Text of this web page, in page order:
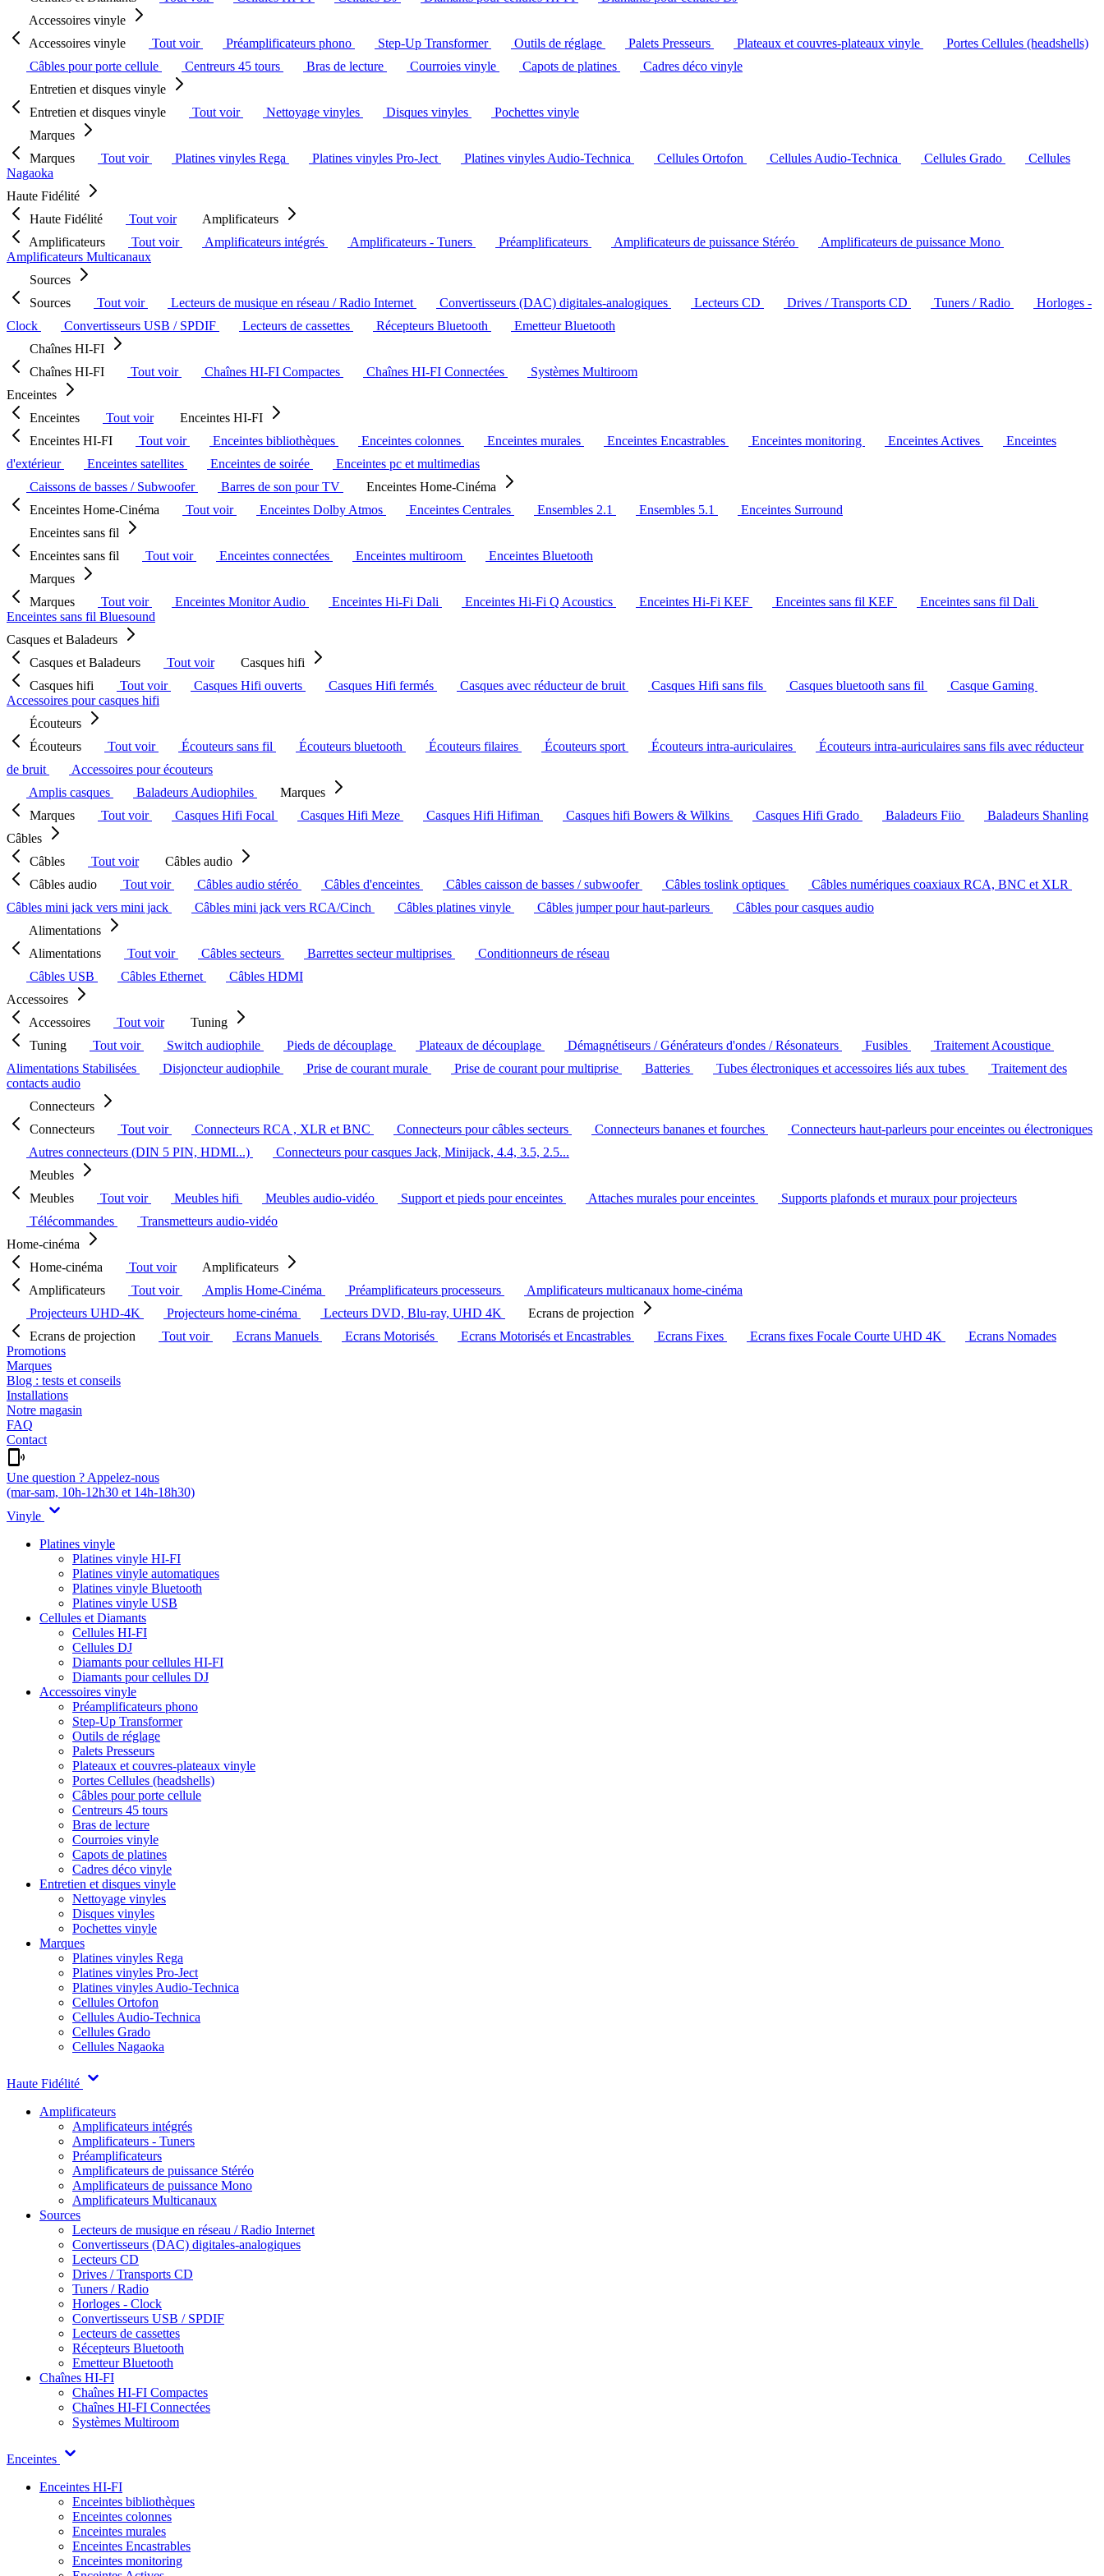
Accessoires vinyle
Accessoires vinyle
Tout voir Préamplificateurs phono Step-Up Transformer Outils de réglage Palets Presseurs Plateaux et couvres-plateaux vinyle
Portes Cellules (headshells)
Câbles pour porte cellule
Centreurs 45 tours Bras de lecture Courroies vinyle Capots de platines
Cadres déco vinyle
Entretien et disques vinyle
Entretien et disques vinyle
Tout voir Nettoyage vinyles Disques vinyles
Pochettes vinyle
Marques
Marques
Tout voir Platines vinyles Rega Platines vinyles Pro-Ject Platines vinyles Audio-Technica Cellules Ortofon Cellules Audio-Technica Cellules Grado
Cellules
Nagaoka
Haute Fidélité
Haute Fidélité
Tout voir
Amplificateurs
Amplificateurs
Tout voir Amplificateurs intégrés Amplificateurs - Tuners Préamplificateurs Amplificateurs de puissance Stéréo
Amplificateurs de puissance Mono
Amplificateurs Multicanaux
Sources
Sources
Tout voir Lecteurs de musique en réseau / Radio Internet Convertisseurs (DAC) digitales-analogiques Lecteurs CD Drives / Transports CD Tuners / Radio
Horloges -
Clock
Convertisseurs USB / SPDIF Lecteurs de cassettes Récepteurs Bluetooth
Emetteur Bluetooth
Chaînes HI-FI
Chaînes HI-FI
Tout voir Chaînes HI-FI Compactes Chaînes HI-FI Connectées
Systèmes Multiroom
Enceintes
Enceintes
Tout voir
Enceintes HI-FI
Enceintes HI-FI
Tout voir Enceintes bibliothèques Enceintes colonnes Enceintes murales Enceintes Encastrables Enceintes monitoring Enceintes Actives
Enceintes
d'extérieur
Enceintes satellites Enceintes de soirée
Enceintes pc et multimedias
Caissons de basses / Subwoofer
Barres de son pour TV
Enceintes Home-Cinéma
Enceintes Home-Cinéma
Tout voir Enceintes Dolby Atmos Enceintes Centrales Ensembles 2.1 Ensembles 5.1
Enceintes Surround
Enceintes sans fil
Enceintes sans fil
Tout voir Enceintes connectées Enceintes multiroom
Enceintes Bluetooth
Marques
Marques
Tout voir Enceintes Monitor Audio Enceintes Hi-Fi Dali Enceintes Hi-Fi Q Acoustics Enceintes Hi-Fi KEF Enceintes sans fil KEF
Enceintes sans fil Dali
Enceintes sans fil Bluesound
Casques et Baladeurs
Casques et Baladeurs
Tout voir
Casques hifi
Casques hifi
Tout voir Casques Hifi ouverts Casques Hifi fermés Casques avec réducteur de bruit Casques Hifi sans fils Casques bluetooth sans fil
Casque Gaming
Accessoires pour casques hifi
Écouteurs
Écouteurs
Tout voir Écouteurs sans fil Écouteurs bluetooth Écouteurs filaires Écouteurs sport Écouteurs intra-auriculaires
Écouteurs intra-auriculaires sans fils avec réducteur
de bruit
Accessoires pour écouteurs
Amplis casques
Baladeurs Audiophiles
Marques
Marques
Tout voir Casques Hifi Focal Casques Hifi Meze Casques Hifi Hifiman Casques hifi Bowers & Wilkins Casques Hifi Grado Baladeurs Fiio
Baladeurs Shanling
Câbles
Câbles
Tout voir
Câbles audio
Câbles audio
Tout voir Câbles audio stéréo Câbles d'enceintes Câbles caisson de basses / subwoofer Câbles toslink optiques
Câbles numériques coaxiaux RCA, BNC et XLR
Câbles mini jack vers mini jack
Câbles mini jack vers RCA/Cinch Câbles platines vinyle Câbles jumper pour haut-parleurs
Câbles pour casques audio
Alimentations
Alimentations
Tout voir Câbles secteurs Barrettes secteur multiprises
Conditionneurs de réseau
Câbles USB
Câbles Ethernet
Câbles HDMI
Accessoires
Accessoires
Tout voir
Tuning
Tuning
Tout voir Switch audiophile Pieds de découplage Plateaux de découplage Démagnétiseurs / Générateurs d'ondes / Résonateurs Fusibles
Traitement Acoustique
Alimentations Stabilisées
Disjoncteur audiophile Prise de courant murale Prise de courant pour multiprise Batteries Tubes électroniques et accessoires liés aux tubes
Traitement des
contacts audio
Connecteurs
Connecteurs
Tout voir Connecteurs RCA , XLR et BNC Connecteurs pour câbles secteurs Connecteurs bananes et fourches
Connecteurs haut-parleurs pour enceintes ou électroniques
Autres connecteurs (DIN 5 PIN, HDMI...)
Connecteurs pour casques Jack, Minijack, 4.4, 3.5, 2.5...
Meubles
Meubles
Tout voir Meubles hifi Meubles audio-vidéo Support et pieds pour enceintes Attaches murales pour enceintes
Supports plafonds et muraux pour projecteurs
Télécommandes
Transmetteurs audio-vidéo
Home-cinéma
Home-cinéma
Tout voir
Amplificateurs
Amplificateurs
Tout voir Amplis Home-Cinéma Préamplificateurs processeurs
Amplificateurs multicanaux home-cinéma
Projecteurs UHD-4K
Projecteurs home-cinéma Lecteurs DVD, Blu-ray, UHD 4K
Ecrans de projection
Ecrans de projection
Tout voir Ecrans Manuels Ecrans Motorisés Ecrans Motorisés et Encastrables Ecrans Fixes Ecrans fixes Focale Courte UHD 4K
Ecrans Nomades
Promotions
Marques
Blog : tests et conseils
Installations
Notre magasin
FAQ
Contact
Une question ? Appelez-nous
(mar-sam, 10h-12h30 et 14h-18h30)
Vinyle
Platines vinyle
Platines vinyle HI-FI
Platines vinyle automatiques
Platines vinyle Bluetooth
Platines vinyle USB
Cellules et Diamants
Cellules HI-FI
Cellules DJ
Diamants pour cellules HI-FI
Diamants pour cellules DJ
Accessoires vinyle
Préamplificateurs phono
Step-Up Transformer
Outils de réglage
Palets Presseurs
Plateaux et couvres-plateaux vinyle
Portes Cellules (headshells)
Câbles pour porte cellule
Centreurs 45 tours
Bras de lecture
Courroies vinyle
Capots de platines
Cadres déco vinyle
Entretien et disques vinyle
Nettoyage vinyles
Disques vinyles
Pochettes vinyle
Marques
Platines vinyles Rega
Platines vinyles Pro-Ject
Platines vinyles Audio-Technica
Cellules Ortofon
Cellules Audio-Technica
Cellules Grado
Cellules Nagaoka
Haute Fidélité
Amplificateurs
Amplificateurs intégrés
Amplificateurs - Tuners
Préamplificateurs
Amplificateurs de puissance Stéréo
Amplificateurs de puissance Mono
Amplificateurs Multicanaux
Sources
Lecteurs de musique en réseau / Radio Internet
Convertisseurs (DAC) digitales-analogiques
Lecteurs CD
Drives / Transports CD
Tuners / Radio
Horloges - Clock
Convertisseurs USB / SPDIF
Lecteurs de cassettes
Récepteurs Bluetooth
Emetteur Bluetooth
Chaînes HI-FI
Chaînes HI-FI Compactes
Chaînes HI-FI Connectées
Systèmes Multiroom
Enceintes
Enceintes HI-FI
Enceintes bibliothèques
Enceintes colonnes
Enceintes murales
Enceintes Encastrables
Enceintes monitoring